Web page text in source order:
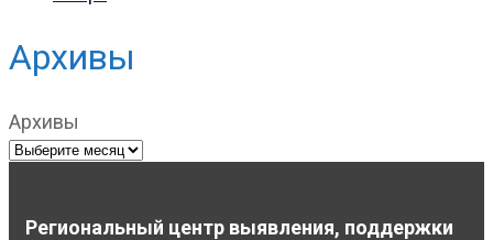
Архивы
Архивы
Региональный центр выявления, поддержки